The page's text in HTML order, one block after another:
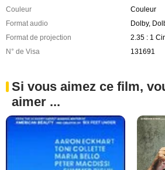
Couleur
Couleur
Format audio
Dolby,
Format de projection
2.35 : 1
N° de Visa
131691
Si vous aimez ce film,
aimer ...